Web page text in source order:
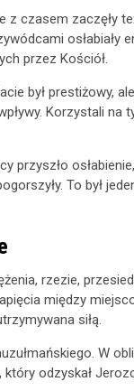
czasem zaczęły
osłabiały
przez Kościół.
był prestiżowy,
Korzystali
przyszło
To był
rzezie,
między
siłą.
W
, który odzyskał